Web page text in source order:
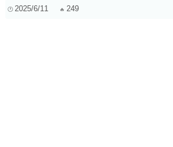
2025/6/11 249